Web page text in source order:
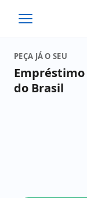
PEÇA JÁ O SEU
Empréstimo
do Brasil